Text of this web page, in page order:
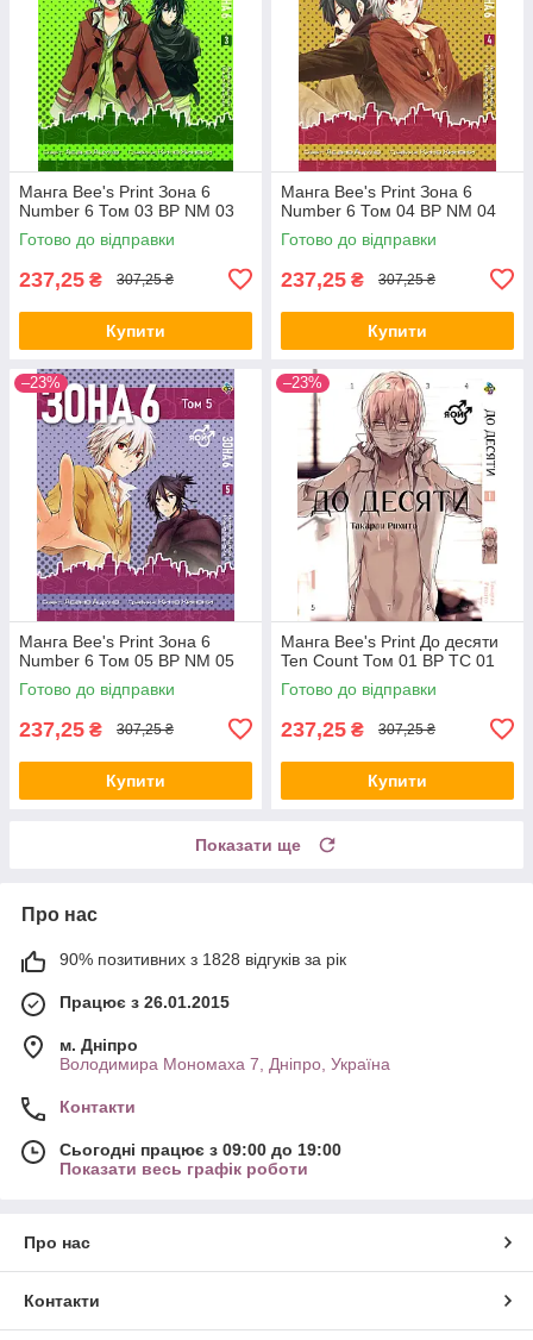
Манга Bee's Print Зона 6
Number 6 Том 03 ВР NM 03
Готово до відправки
237,25 ₴ 307,25 ₴
Купити
Манга Bee's Print Зона 6
Number 6 Том 04 ВР NM 04
Готово до відправки
237,25 ₴ 307,25 ₴
Купити
–23%
Манга Bee's Print Зона 6
Number 6 Том 05 ВР NM 05
Готово до відправки
237,25 ₴ 307,25 ₴
Купити
–23%
Манга Bee's Print До десяти
Ten Count Том 01 ВР TC 01
Готово до відправки
237,25 ₴ 307,25 ₴
Купити
Показати ще
Про нас
90% позитивних з 1828 відгуків за рік
Працює з 26.01.2015
м. Дніпро
Володимира Мономаха 7, Дніпро, Україна
Контакти
Сьогодні працює з 09:00 до 19:00
Показати весь графік роботи
Про нас
Контакти